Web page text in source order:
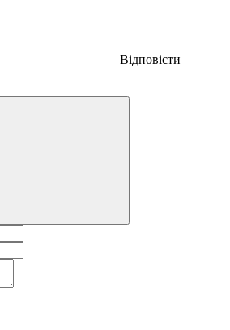
Відповісти